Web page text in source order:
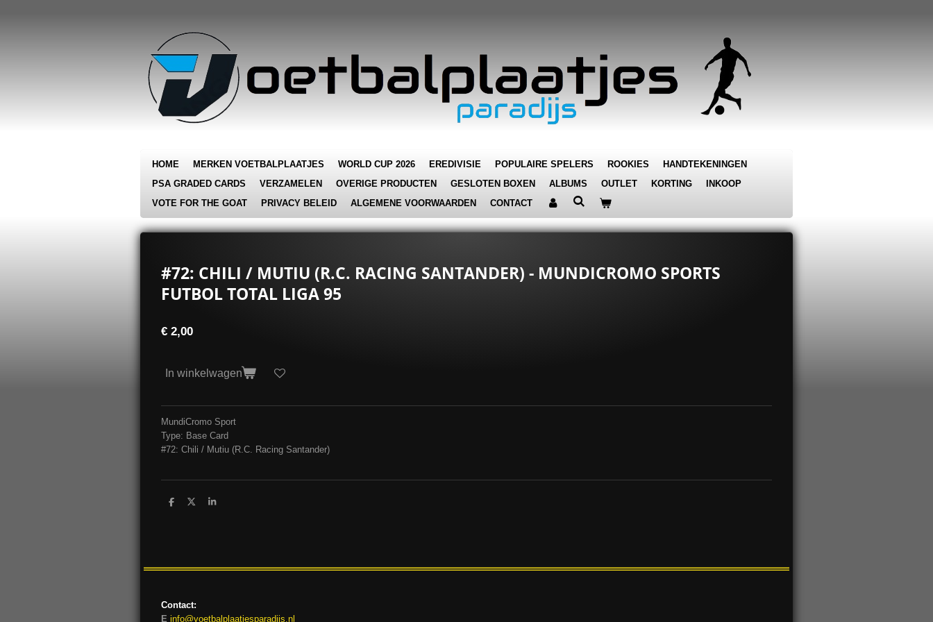
HOME MERKEN VOETBALPLAATJES WORLD CUP 2026 EREDIVISIE POPULAIRE SPELERS ROOKIES
HANDTEKENINGEN
PSA GRADED CARDS
VERZAMELEN OVERIGE PRODUCTEN GESLOTEN BOXEN ALBUMS OUTLET KORTING
INKOOP
VOTE FOR THE GOAT
PRIVACY BELEID ALGEMENE VOORWAARDEN CONTACT
#72: CHILI / MUTIU (R.C. RACING SANTANDER) - MUNDICROMO SPORTS
FUTBOL TOTAL LIGA 95
€ 2,00
In winkelwagen
MundiCromo Sport
Type: Base Card
#72: Chili / Mutiu (R.C. Racing Santander)
D
D
S
Contact:
E info@voetbalplaatjesparadijs.nl